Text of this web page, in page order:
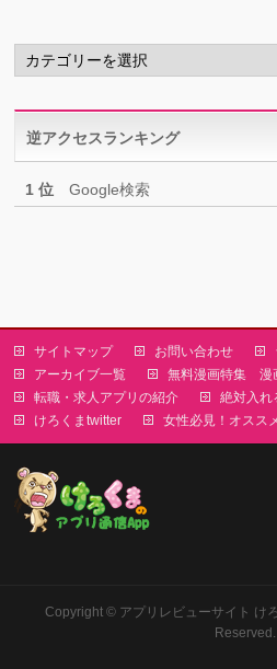
カ
テ
リ
ー逆アクセスランキング
1 位 Google検索
サイトマップ お問い合わせ
アーカイブ一覧
無料漫画特集 漫
転職・求人アプリの紹介
絶対入れ
けろくまtwitter
女性必見！オスス
Copyright © アプリレビューサイト け
Reserved.